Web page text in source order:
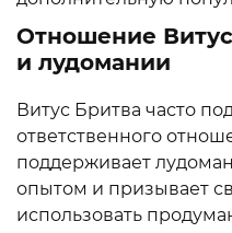
Отношение
и лудомании
Витус Бритва часто
ответственного
поддерживает
опытом и призывает
использовать